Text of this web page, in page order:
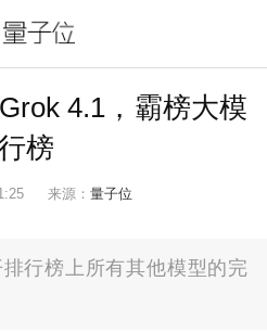
4.1，霸榜大模
榜
来源： 量子位
行榜上所有其他模型的完